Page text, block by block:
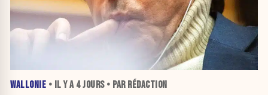
WALLONIE • IL Y A 4 JOURS• PAR RÉDACTION